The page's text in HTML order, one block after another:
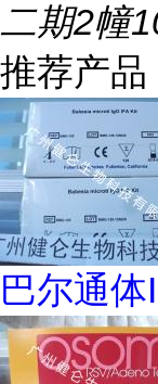
二期2幢
推荐产品
巴尔通